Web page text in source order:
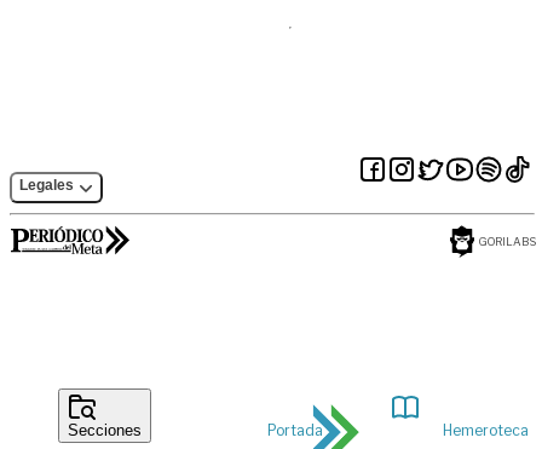
Secciones Portada Hemeroteca
Legales
GORILABS